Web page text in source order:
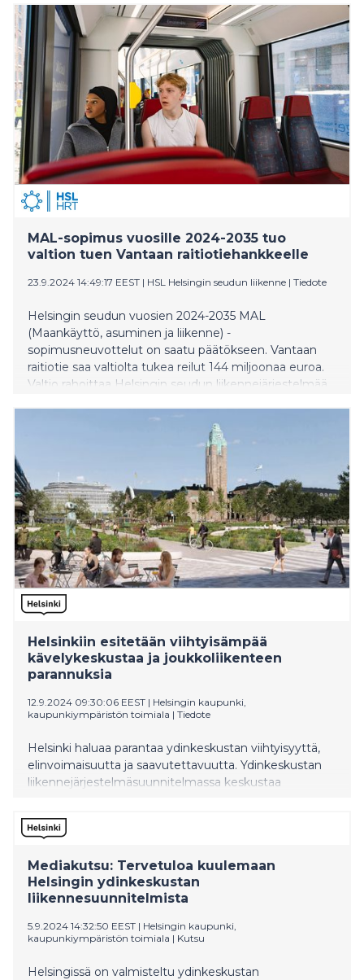
suorana lähetyksenä myös Helsinki-kanavalta.
MAL-sopimus vuosille 2024-2035 tuo
valtion tuen Vantaan raitiotiehankkeelle
23.9.2024 14:49:17 EEST | HSL Helsingin seudun liikenne | Tiedote
Helsingin seudun vuosien 2024-2035 MAL
(Maankäyttö, asuminen ja liikenne) -
sopimusneuvottelut on saatu päätökseen. Vantaan
raitiotie saa valtiolta tukea reilut 144 miljoonaa euroa.
Valtio rahoittaa Helsingin seudun liikennejärjestelmää
Helsinkiin esitetään viihtyisämpää
kävelykeskustaa ja joukkoliikenteen
parannuksia
12.9.2024 09:30:06 EEST | Helsingin kaupunki,
kaupunkiympäristön toimiala | Tiedote
Helsinki haluaa parantaa ydinkeskustan viihtyisyyttä,
elinvoimaisuutta ja saavutettavuutta. Ydinkeskustan
liikennejärjestelmäsuunnitelmassa keskustaa
ehdotetaan merkittäviä uudistuksia alueen
liikennejärjestelyihin etenkin kävely-ympäristön
Kaivokadun varaaminen joukkoliikenteelle, kävelylle ja
oleskelulle.
Mediakutsu: Tervetuloa kuulemaan
Helsingin ydinkeskustan
liikennesuunnitelmista
5.9.2024 14:32:50 EEST | Helsingin kaupunki,
kaupunkiympäristön toimiala | Kutsu
Helsingissä on valmisteltu ydinkeskustan